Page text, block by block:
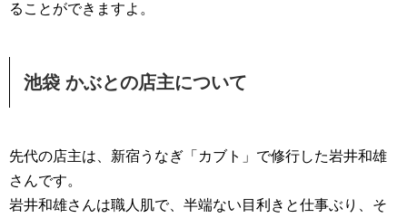
ることができますよ。
池袋 かぶとの店主について
先代の店主は、新宿うなぎ「カブト」で修行した岩井和雄
さんです。
岩井和雄さんは職人肌で、半端ない目利きと仕事ぶり、そ